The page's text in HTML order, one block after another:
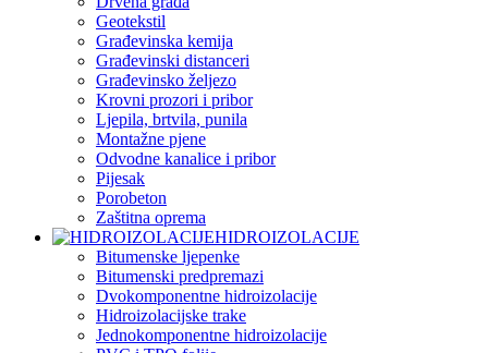
Geotekstil
Građevinska kemija
Građevinski distanceri
Građevinsko željezo
Krovni prozori i pribor
Ljepila, brtvila, punila
Montažne pjene
Odvodne kanalice i pribor
Pijesak
Porobeton
Zaštitna oprema
HIDROIZOLACIJE
Bitumenske ljepenke
Bitumenski predpremazi
Dvokomponentne hidroizolacije
Hidroizolacijske trake
Jednokomponentne hidroizolacije